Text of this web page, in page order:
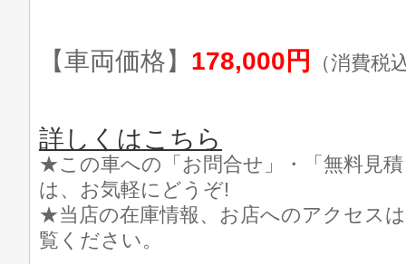
【車両価格】 178,000円 （消費税
詳しくはこちら
★この車への「お問合せ」・「無料見
は、お気軽にどうぞ!
★当店の在庫情報、お店へのアクセス
覧ください。